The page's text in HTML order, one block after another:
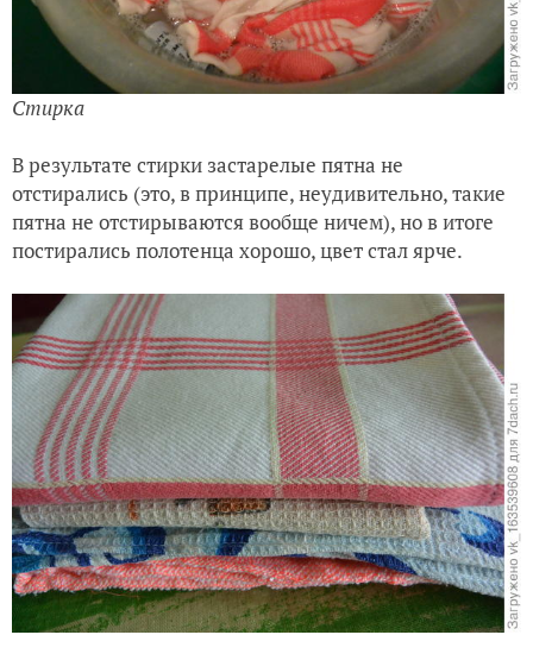
Стирка
В результате стирки застарелые пятна не
отстирались (это, в принципе, неудивительно, такие
пятна не отстирываются вообще ничем), но в итоге
постирались полотенца хорошо, цвет стал ярче.